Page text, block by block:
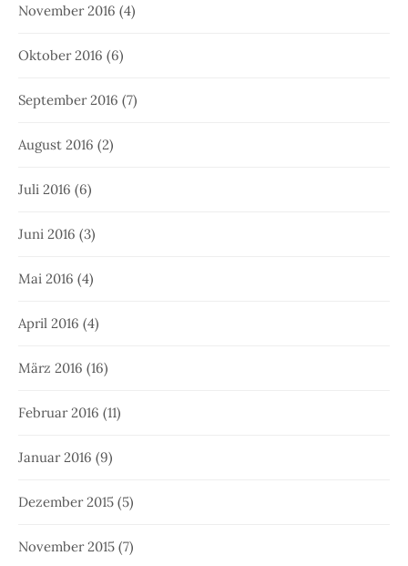
November 2016 (4)
Oktober 2016 (6)
September 2016 (7)
August 2016 (2)
Juli 2016 (6)
Juni 2016 (3)
Mai 2016 (4)
April 2016 (4)
März 2016 (16)
Februar 2016 (11)
Januar 2016 (9)
Dezember 2015 (5)
November 2015 (7)